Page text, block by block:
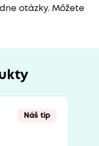
otázky. Môžete
Náš tip